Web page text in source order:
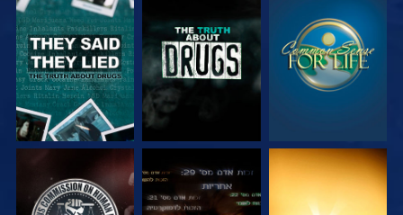
צפה צפה צפה
צפה צפה צפה